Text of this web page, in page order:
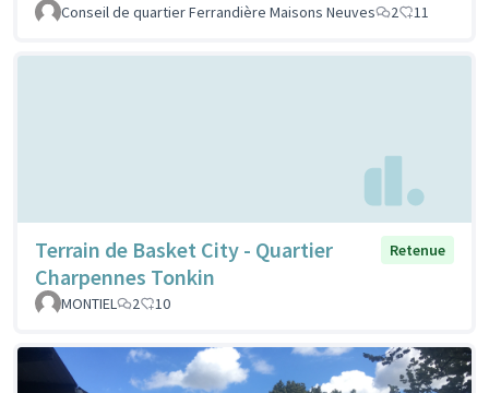
Conseil de quartier Ferrandière Maisons Neuves 2 11
Terrain de Basket City - Quartier
Charpennes Tonkin
Retenue
MONTIEL 2 10